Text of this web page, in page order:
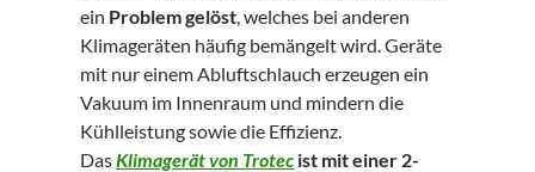
ein Problem gelöst, welches bei anderen
Klimageräten häufig bemängelt wird. Geräte
mit nur einem Abluftschlauch erzeugen ein
Vakuum im Innenraum und mindern die
Kühlleistung sowie die Effizienz.
DasKlimagerät von Trotec ist mit einer 2-